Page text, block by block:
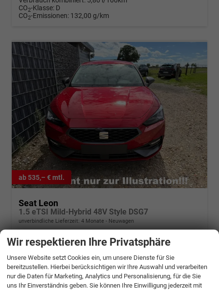
CO2-Klasse: D
CO2-Emissionen: 132,00 g/km
ab 535,– € mtl.
Seat Leon
1.5 eTSI Mild-Hybrid 48V Style DSG7
unverbindliche Lieferzeit: 4 Monate Neuwagen
Fahrzeugnr. 1314299 Getriebe Automatik
27.044,– €
incl. 19% MwSt.
Details
Verbrauch kombiniert:5,10 l/100km
Wir respektieren Ihre Privatsphäre
Unsere Website setzt Cookies ein, um unsere Dienste für Sie
bereitzustellen. Hierbei berücksichtigen wir Ihre Auswahl und verarbeiten
nur die Daten für Marketing, Analytics und Personalisierung, für die Sie
uns Ihr Einverständnis geben. Sie können Ihre Einwilligung jederzeit mit